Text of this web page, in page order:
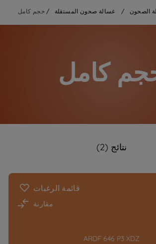
الصحون / غسالة صحون المستقلة / حجم كامل
كامل
نتائج (2)
قائمة الرغبات
مقارنة
ARDF 646 P3 XDZ